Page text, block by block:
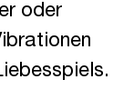
oder